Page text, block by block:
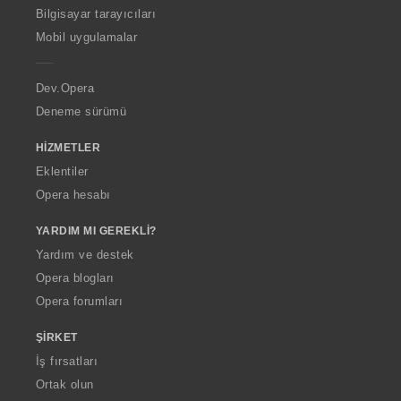
O
p
a
Bilgisayar tarayıcıları
Mobil uygulamalar
Dev.Opera
Deneme sürümü
HIZMETLER
Eklentiler
Opera hesabı
YARDIM MI GEREKLI?
Yardım ve destek
Opera blogları
Opera forumları
ŞIRKET
İş fırsatları
Ortak olun